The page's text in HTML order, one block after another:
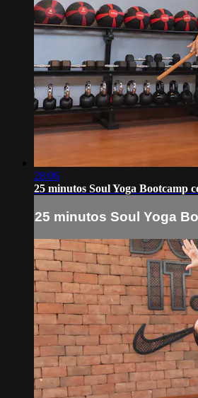
28:06
25 minutos Soul Yoga Bootcamp
25 minutos Soul Yoga